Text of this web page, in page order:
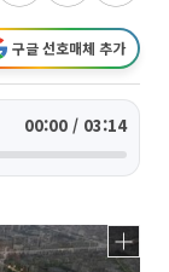
구글 선호매체 추가
00:00 / 03:14